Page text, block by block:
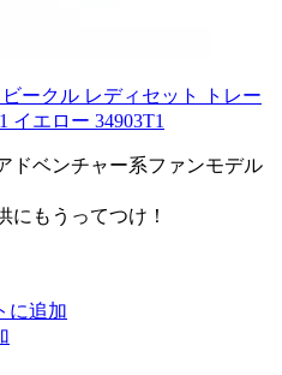
ークル レディセット トレー
イエロー 34903T1
ドベンチャー系ファンモデル
にもうってつけ！
に追加